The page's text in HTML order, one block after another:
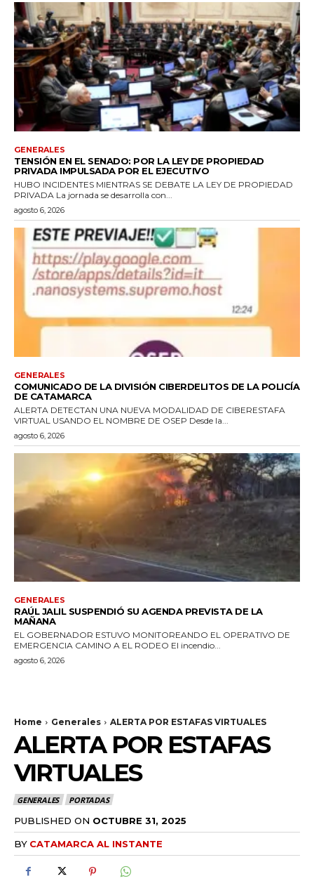
GENERALES
TENSIÓN EN EL SENADO: POR LA LEY DE PROPIEDAD
PRIVADA IMPULSADA POR EL EJECUTIVO
HUBO INCIDENTES MIENTRAS SE DEBATE LA LEY DE PROPIEDAD
PRIVADA La jornada se desarrolla con...
agosto 6, 2026
GENERALES
COMUNICADO DE LA DIVISIÓN CIBERDELITOS DE LA POLICÍA
DE CATAMARCA
ALERTA DETECTAN UNA NUEVA MODALIDAD DE CIBERESTAFA
VIRTUAL USANDO EL NOMBRE DE OSEP Desde la...
agosto 6, 2026
GENERALES
RAÚL JALIL SUSPENDIÓ SU AGENDA PREVISTA DE LA
MAÑANA
EL GOBERNADOR ESTUVO MONITOREANDO EL OPERATIVO DE
EMERGENCIA CAMINO A EL RODEO El incendio...
agosto 6, 2026